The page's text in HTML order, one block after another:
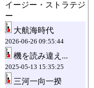
イージー・ストラテジ
ー
大航海時代
2026-06-26 09:55:44
機を読み違え...
2025-05-13 15:35:25
三河一向一揆